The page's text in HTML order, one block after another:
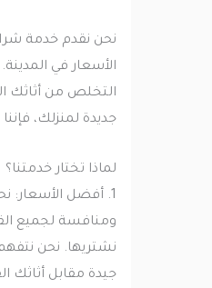
نحن نقدم خدمة شراء
الأسعار في المدينة.
التخلص من أثاثك
جديدة لمنزلك، فإننا
لماذا تختار خدمتنا؟
1. أفضل الأسعار: نحن
ومنافسة لجميع القطع
نشتريها. نحن نتفهم
جيدة مقابل أثاثك